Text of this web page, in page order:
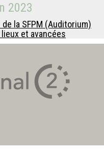
2023
la SFPM (Auditorium)
et avancées